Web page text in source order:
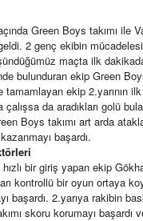
Green Boys takımı ile
2 genç ekibin
maçta ilk
bulunduran ekip Green
tamamlayan ekip 2.yarının
çalışsa da aradıkları golü
Boys takımı art arda
başardı.
bir giriş yapan ekip
kontrollü bir oyun ortaya
başardı. 2.yarıya rakibin
skoru korumayı başardı